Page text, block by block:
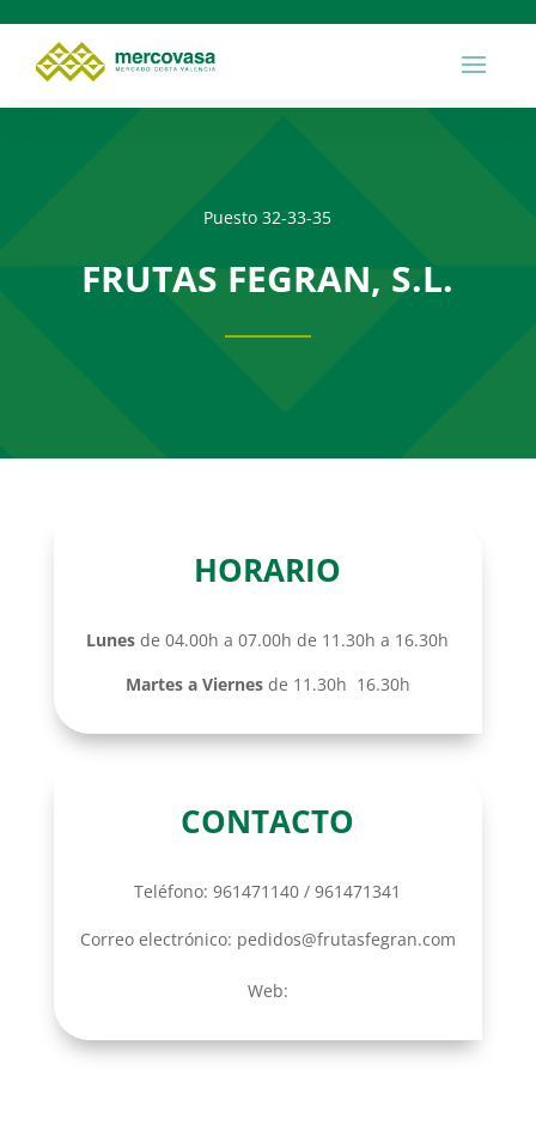
Puesto 32-33-35
FRUTAS FEGRAN, S.L.
HORARIO
Lunes de 04.00h a 07.00h de 11.30h a 16.30h
Martes a Viernesde 11.30h 16.30h
CONTACTO
Teléfono: 961471140 / 961471341
Correo electrónico: pedidos@frutasfegran.com
Web: